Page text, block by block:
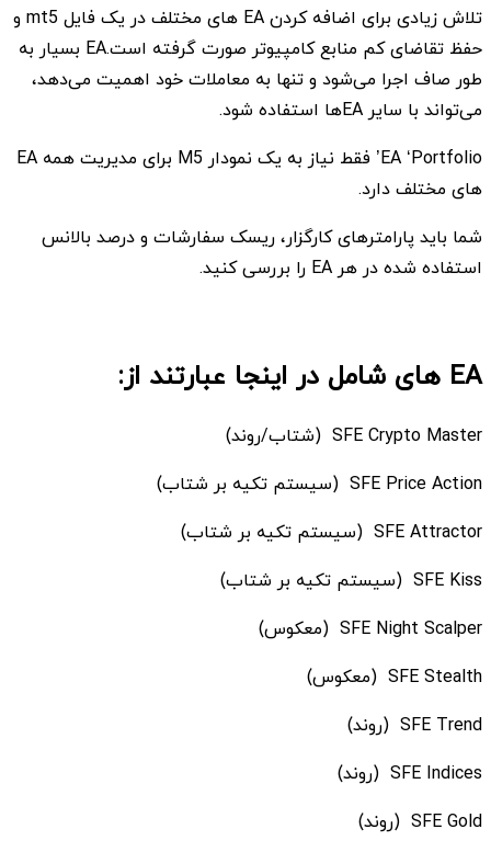
تلاش زیادی برای اضافه کردن EA های مختلف در یک فایل mt5 و
حفظ تقاضای کم منابع کامپیوتر صورت گرفته است.EA بسیار به
طور صاف اجرا می‌شود و تنها به معاملات خود اهمیت می‌دهد،
می‌تواند با سایر EAها استفاده شود.
EA ‘Portfolio’ فقط نیاز به یک نمودار M5 برای مدیریت همه EA
های مختلف دارد.
شما باید پارامترهای کارگزار، ریسک سفارشات و درصد بالانس
استفاده شده در هر EA را بررسی کنید.
EA های شامل در اینجا عبارتند از:
SFE Crypto Master (شتاب/روند)
SFE Price Action (سیستم تکیه بر شتاب)
SFE Attractor (سیستم تکیه بر شتاب)
SFE Kiss (سیستم تکیه بر شتاب)
SFE Night Scalper (معکوس)
SFE Stealth (معکوس)
SFE Trend (روند)
SFE Indices (روند)
SFE Gold (روند)